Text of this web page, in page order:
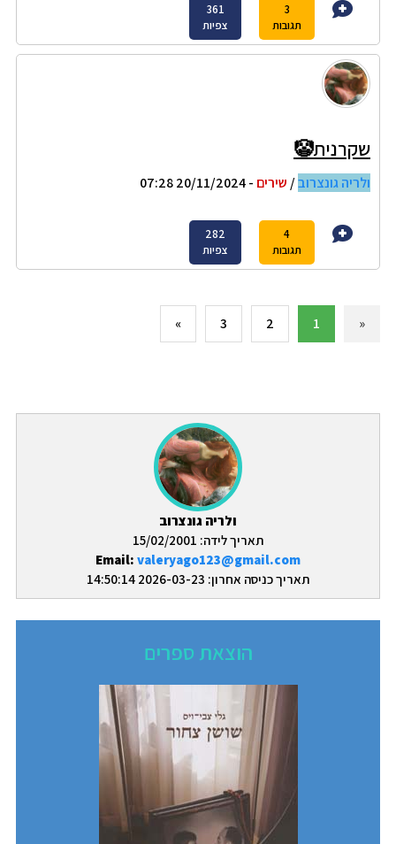
ולריה גונצרוב
תאריך לידה: 15/02/2001
Email: valeryago123@gmail.com
תאריך כניסה אחרון: 2026-03-23 14:50:14
הוצאת ספרים
3
תגובות
361
צפיות
שקרנית🤡
ולריה גונצרוב/ שירים - 20/11/2024 07:28
4
תגובות
282
צפיות
«
1
2
3
»